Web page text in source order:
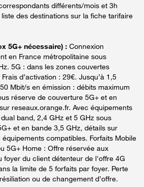
différents/mois et 3h
des destinations sur la fiche tarifaire
5G+ nécessaire) : Connexion
en France métropolitaine sous
5G : dans les zones couvertes
d’activation : 29€. Jusqu’à 1,5
Mbit/s en émission : débits maximum
réserve de couverture 5G+ et en
reseaux.orange.fr. Avec équipements
band, 2,4 GHz et 5 GHz sous
et en bande 3,5 GHz, détails sur
compatibles. Forfaits Mobile
5G+ Home : Offre réservée aux
foyer du client détenteur de l'offre 4G
la limite de 5 forfaits par foyer. Perte
ou de changement d’offre.